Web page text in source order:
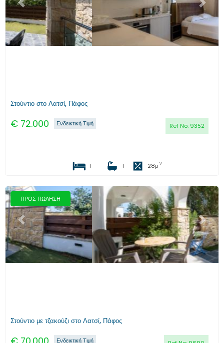
Προηγούμενο Επόμενο
Στούντιο στο Λατσί, Πάφος
€ 72.000 Ref No: 9352
Ενδεικτική Τιμή
1 1 28μ 2
ΠΡΟΣ ΠΩΛΗΣΗ
Προηγούμενο Επόμενο
Στούντιο με τζακούζι στο Λατσί, Πάφος
Ενδεικτική Τιμή